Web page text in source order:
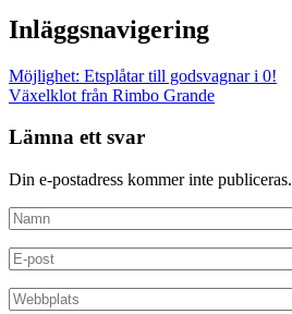
Inläggsnavigering
Möjlighet: Etsplåtar till godsvagnar i 0!
Växelklot från Rimbo Grande
Lämna ett svar
Din e-postadress kommer inte publiceras.